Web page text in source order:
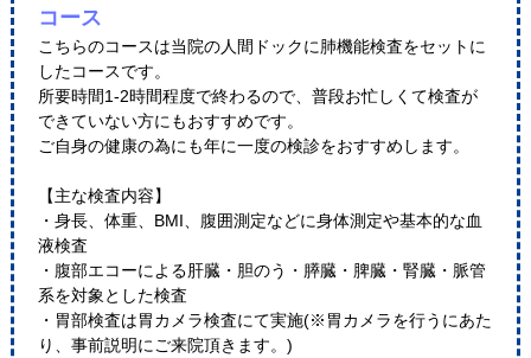
コース
こちらのコースは当院の人間ドックに肺機能検査をセットに
したコースです。
所要時間1-2時間程度で終わるので、普段お忙しくて検査が
できていない方にもおすすめです。
ご自身の健康の為にも年に一度の検診をおすすめします。
【主な検査内容】
・身長、体重、BMI、腹囲測定などに身体測定や基本的な血
液検査
・腹部エコーによる肝臓・胆のう・膵臓・脾臓・腎臓・脈管
系を対象とした検査
・胃部検査は胃カメラ検査にて実施(※胃カメラを行うにあた
り、事前説明にご来院頂きます。)